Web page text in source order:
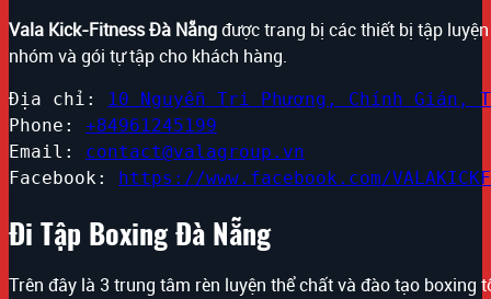
Vala Kick-Fitness Đà Nẵngđược trang bị các thiết bị tập
nhóm và gói tự tập cho khách hàng.
Địa chỉ:
10 Nguyễn Tri Phương, Chính Gián,
Phone: +84961245199
Email: contact@valagroup.vn
Facebook:
https://www.facebook.com/
Đi Tập Boxing Đà Nẵng
Trên đây là 3 trung tâm rèn luyện thể chất và đào tạo